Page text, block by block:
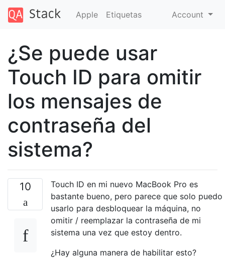
Apple Etiquetas Account
¿Se puede usar
Touch ID para omitir
los mensajes de
contraseña del
sistema?
10
Touch ID en mi nuevo MacBook Pro es
bastante bueno, pero parece que solo puedo
usarlo para desbloquear la máquina, no
omitir / reemplazar la contraseña de mi
sistema una vez que estoy dentro.
¿Hay alguna manera de habilitar esto?